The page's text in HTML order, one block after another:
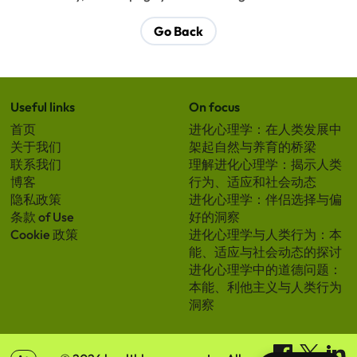
Go Back
Useful links
首页
关于我们
联系我们
博客
隐私政策
条款 of Use
Cookie 政策
On focus
进化心理学：在人类发展中
架起自然与养育的桥梁
理解进化心理学：揭示人类
行为、适应和社会动态
进化心理学：伴侣选择与偏
好的洞察
进化心理学与人类行为：本
能、适应与社会动态的探讨
进化心理学中的道德问题：
本能、利他主义与人类行为
洞察